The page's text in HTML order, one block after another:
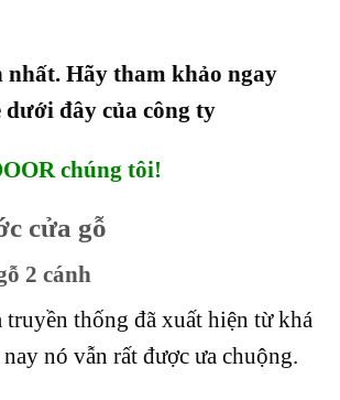
nhất. Hãy tham khảo ngay
dưới đây của công ty
chúng tôi!
cửa gỗ
2 cánh
thống đã xuất hiện từ khá
nó vẫn rất được ưa chuộng.